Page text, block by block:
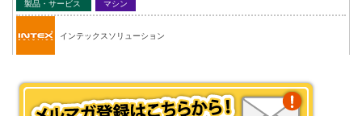
製品・サービス マシン
インテックスソリューション